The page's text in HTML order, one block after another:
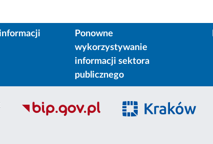
Ponowne
wykorzystywanie
informacji sektora
publicznego